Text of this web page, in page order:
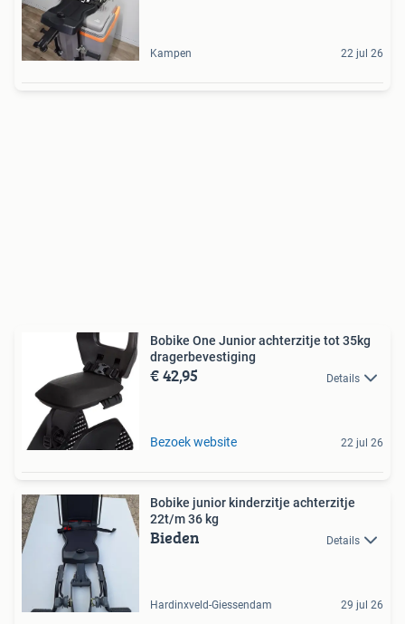
Kampen 22 jul 26
Bobike One Junior achterzitje tot 35kg
dragerbevestiging
€ 42,95 Details
Bezoek website 22 jul 26
Bobike junior kinderzitje achterzitje
22t/m 36 kg
Bieden Details
Hardinxveld-Giessendam 29 jul 26